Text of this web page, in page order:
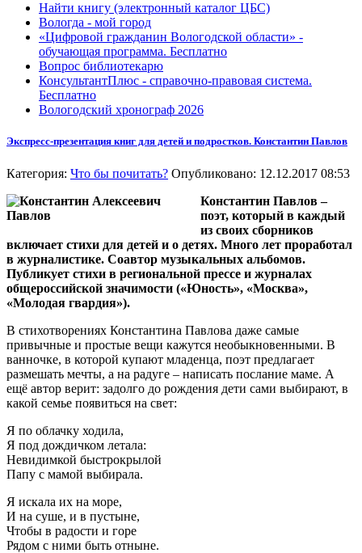
Найти книгу (электронный каталог ЦБС)
Вологда - мой город
«Цифровой гражданин Вологодской области» -
обучающая программа. Бесплатно
Вопрос библиотекарю
КонсультантПлюс - справочно-правовая система.
Бесплатно
Вологодский хронограф 2026
Экспресс-презентация книг для детей и подростков. Константин Павлов
Категория: Что бы почитать? Опубликовано: 12.12.2017 08:53
Константин Павлов –
поэт, который в каждый
из своих сборников
включает стихи для детей и о детях. Много лет проработал
в журналистике. Соавтор музыкальных альбомов.
Публикует стихи в региональной прессе и журналах
общероссийской значимости («Юность», «Москва»,
«Молодая гвардия»).
В стихотворениях Константина Павлова даже самые
привычные и простые вещи кажутся необыкновенными. В
ванночке, в которой купают младенца, поэт предлагает
размешать мечты, а на радуге – написать послание маме. А
ещё автор верит: задолго до рождения дети сами выбирают, в
какой семье появиться на свет:
Я по облачку ходила,
Я под дождичком летала:
Невидимкой быстрокрылой
Папу с мамой выбирала.
Я искала их на море,
И на суше, и в пустыне,
Чтобы в радости и горе
Рядом с ними быть отныне.